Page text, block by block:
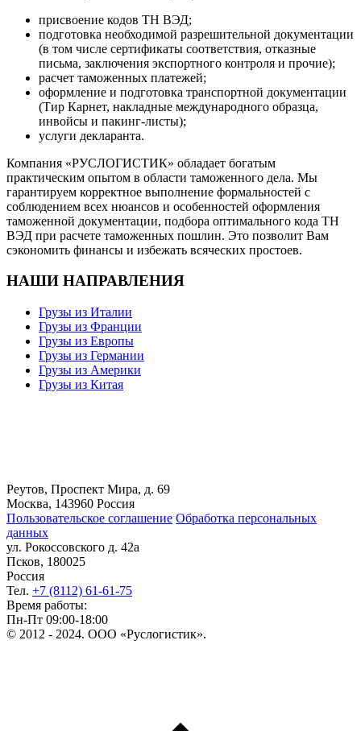
присвоение кодов ТН ВЭД;
подготовка необходимой разрешительной документации
(в том числе сертификаты соответствия, отказные
письма, заключения экспортного контроля и прочие);
расчет таможенных платежей;
оформление и подготовка транспортной документации
(Тир Карнет, накладные международного образца,
инвойсы и пакинг-листы);
услуги декларанта.
Компания «РУСЛОГИСТИК» обладает богатым
практическим опытом в области таможенного дела. Мы
гарантируем корректное выполнение формальностей с
соблюдением всех нюансов и особенностей оформления
таможенной документации, подбора оптимального кода ТН
ВЭД при расчете таможенных пошлин. Это позволит Вам
сэкономить финансы и избежать всяческих простоев.
НАШИ НАПРАВЛЕНИЯ
Грузы из Италии
Грузы из Франции
Грузы из Европы
Грузы из Германии
Грузы из Америки
Грузы из Китая
Реутов, Проспект Мира, д. 69
Москва, 143960 Россия
Пользовательское соглашение Обработка персональных
данных
ул. Рокоссовского д. 42а
Псков, 180025
Россия
Тел. +7 (8112) 61-61-75
Время работы:
Пн-Пт 09:00-18:00
© 2012 - 2024. ООО «Руслогистик».